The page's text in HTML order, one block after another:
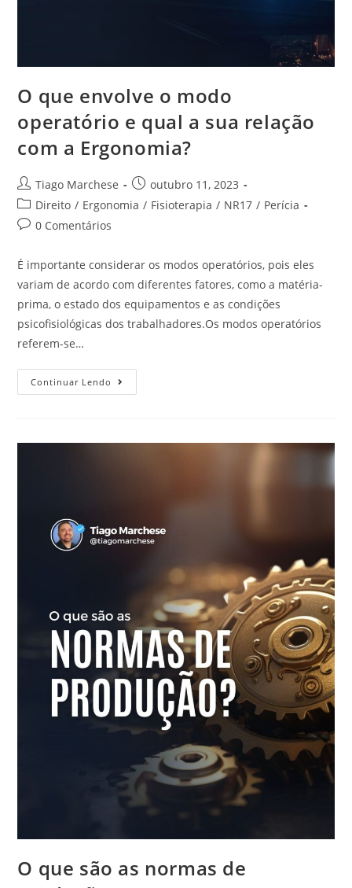
O que envolve o modo
operatório e qual a sua relação
com a Ergonomia?
Tiago Marchese
outubro 11, 2023
Direito / Ergonomia / Fisioterapia / NR17 / Perícia
0 Comentários
É importante considerar os modos operatórios, pois eles
variam de acordo com diferentes fatores, como a matéria-
prima, o estado dos equipamentos e as condições
psicofisiológicas dos trabalhadores.Os modos operatórios
referem-se…
Continuar Lendo
O que são as normas de